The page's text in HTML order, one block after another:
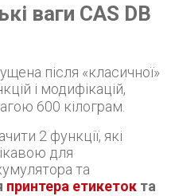
ваги CAS DB
після «класичної»
і модифікацій,
600 кілограм.
для
та
принтера етикеток та